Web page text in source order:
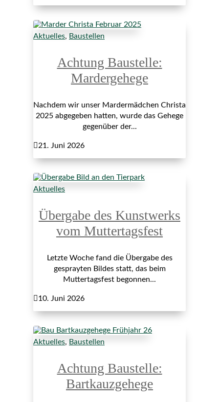
Aktuelles, Baustellen
Achtung Baustelle:
Mardergehege
Nachdem wir unser Mardermädchen Christa
2025 abgegeben hatten, wurde das Gehege
gegenüber der...
21. Juni 2026
Aktuelles
Übergabe des Kunstwerks
vom Muttertagsfest
Letzte Woche fand die Übergabe des
gesprayten Bildes statt, das beim
Muttertagsfest begonnen...
10. Juni 2026
Aktuelles, Baustellen
Achtung Baustelle:
Bartkauzgehege